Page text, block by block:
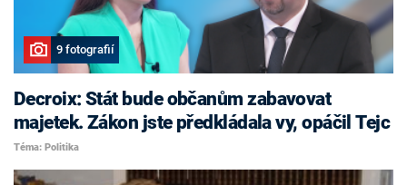
9 fotografií
Decroix: Stát bude občanům zabavovat
majetek. Zákon jste předkládala vy, opáčil Tejc
Téma: Politika